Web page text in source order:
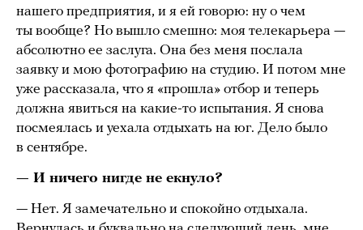
нашего предприятия, и я ей говорю: ну о чем
ты вообще? Но вышло смешно: моя телекарьера —
абсолютно ее заслуга. Она без меня послала
заявку и мою фотографию на студию. И потом мне
уже рассказала, что я «прошла» отбор и теперь
должна явиться на какие-то испытания. Я снова
посмеялась и уехала отдыхать на юг. Дело было
в сентябре.
— И ничего нигде не екнуло?
— Нет. Я замечательно и спокойно отдыхала.